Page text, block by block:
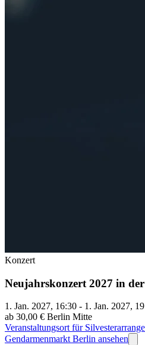
Konzert
Neujahrskonzert 2027 in
1. Jan. 2027, 16:30 - 1. Jan. 2027,
ab 30,00 € Berlin Mitte
Veranstaltungsort für
Gendarmenmarkt Berlin ansehen